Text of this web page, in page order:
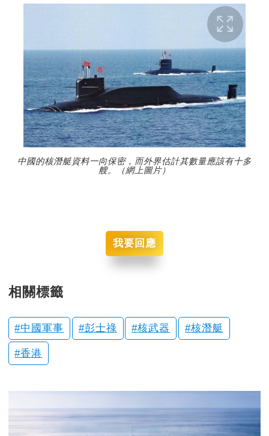
中國的核潛艇資料一向保密，而外界估計其數量應該有十多
艘。（網上圖片）
我要回應
相關標籤
中國軍事 彭士祿 核武器 核潛艇
香港